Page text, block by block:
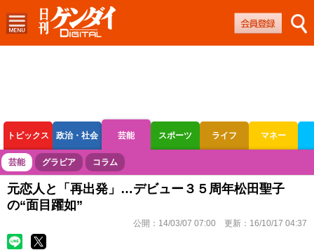
トピックス 政治・社会 芸能 スポーツ ライフ マネー
ボートレース 競輪 オートレース
芸能 グラビア コラム
元恋人と「再出発」…デビュー３５周年松田聖子
の“面目躍如”
公開： 14/03/07 07:00 更新： 16/10/17 04:37